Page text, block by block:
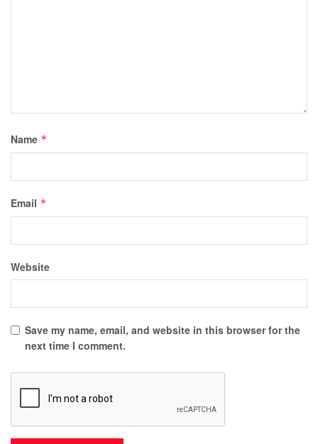
Name *
Email *
Website
Save my name, email, and website in this browser for the
next time I comment.